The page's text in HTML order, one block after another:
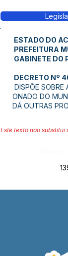
ESTADO DO
PREFEITURA
GABINETE DO
DECRETO Nº
DISPÕE SOBRE
ONADO DO
DÁ OUTRAS
Este texto não